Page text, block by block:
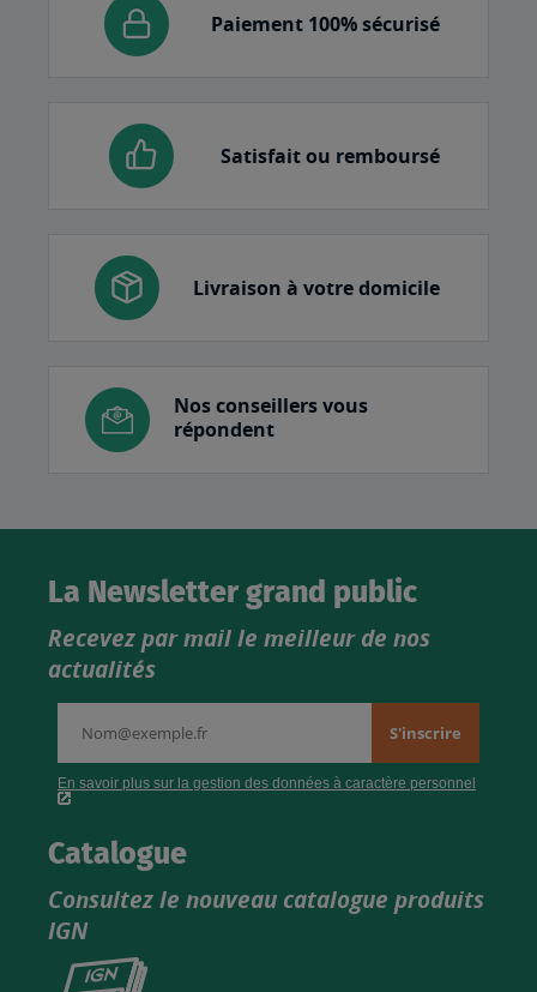
Paiement 100% sécurisé
Satisfait ou remboursé
Livraison à votre domicile
Nos conseillers vous
répondent
La Newsletter grand public
Recevez par mail le meilleur de nos
actualités
Catalogue
Consultez le nouveau catalogue produits
IGN
Consultez